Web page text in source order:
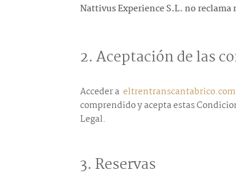
Nattivus Experience S.L. no reclama
2. Aceptación de las
Acceder aeltrentranscantabrico.com
comprendido y acepta estas
Legal.
3. Reservas